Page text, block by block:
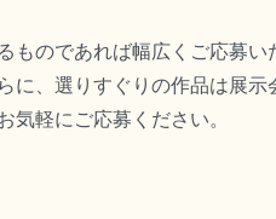
のであれば幅広くご応募い
に、選りすぐりの作品は展示
気軽にご応募ください。